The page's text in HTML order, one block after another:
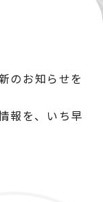
のお知らせを
報を、いち早